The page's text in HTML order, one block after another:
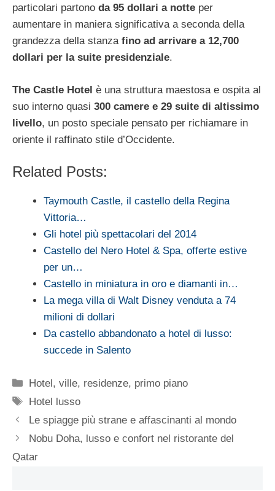
particolari partono da 95 dollari a notte per
aumentare in maniera significativa a seconda della
grandezza della stanza fino ad arrivare a 12,700
dollari per la suite presidenziale.
The Castle Hotel è una struttura maestosa e ospita al
suo interno quasi 300 camere e 29 suite di altissimo
livello, un posto speciale pensato per richiamare in
oriente il raffinato stile d’Occidente.
Related Posts:
Taymouth Castle, il castello della Regina
Vittoria…
Gli hotel più spettacolari del 2014
Castello del Nero Hotel & Spa, offerte estive
per un…
Castello in miniatura in oro e diamanti in…
La mega villa di Walt Disney venduta a 74
milioni di dollari
Da castello abbandonato a hotel di lusso:
succede in Salento
Categorie
Hotel, ville, residenze, primo piano
Tag
Hotel lusso
Le spiagge più strane e affascinanti al mondo
Nobu Doha, lusso e confort nel ristorante del
Qatar